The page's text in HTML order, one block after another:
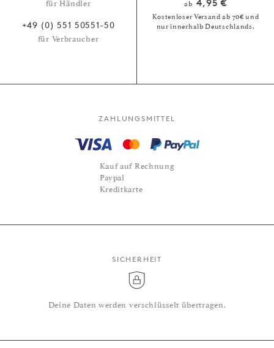
für Händler
+49 (0) 551 50551-50
für Verbraucher
ab 4,95 €
Kostenloser Versand ab 70€ und
nur innerhalb Deutschlands.
ZAHLUNGSMITTEL
Kauf auf Rechnung
Paypal
Kreditkarte
SICHERHEIT
Deine Daten werden verschlüsselt übertragen.